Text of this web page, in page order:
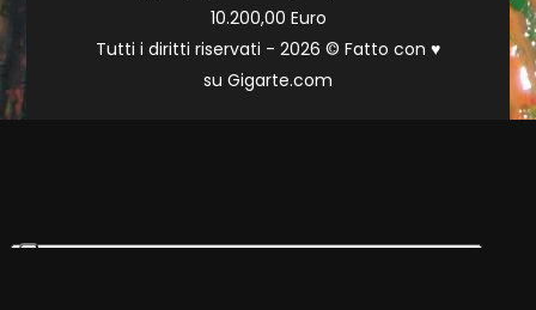
10.200,00 Euro
Tutti i diritti riservati - 2026 © Fatto con ♥
su Gigarte.com